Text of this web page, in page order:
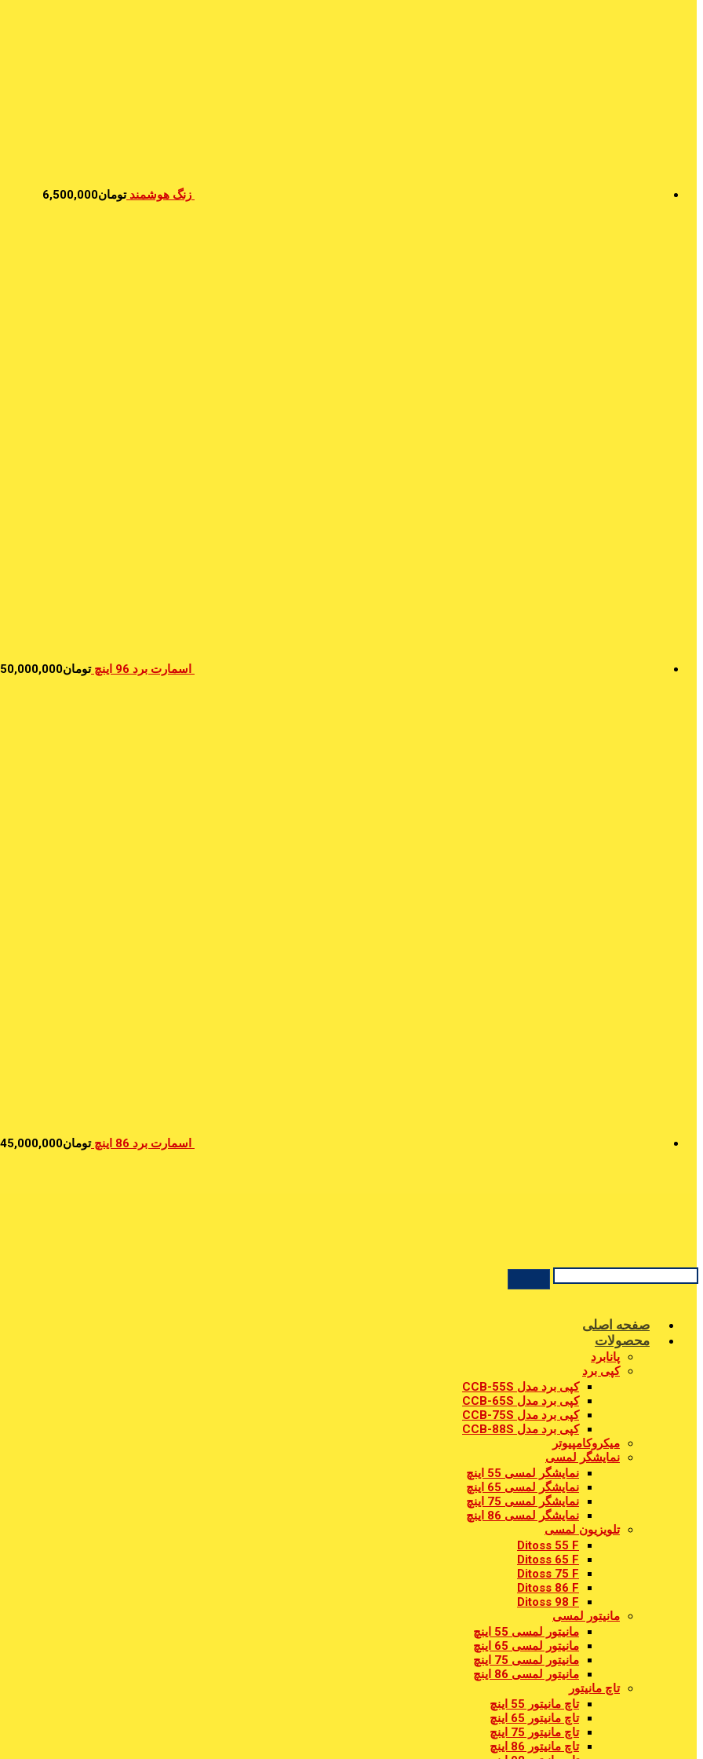
زنگ هوشمند تومان6,500,000
اسمارت برد 96 اینچ تومان
اسمارت برد 86 اینچ تومان
صفحه اصلی
محصولات
پانابرد
کپی برد
کپی برد مدل CCB-55S
کپی برد مدل CCB-65S
کپی برد مدل CCB-75S
کپی برد مدل CCB-88S
میکروکامپیوتر
نمایشگر لمسی
نمایشگر لمسی 55 اینچ
نمایشگر لمسی 65 اینچ
نمایشگر لمسی 75 اینچ
نمایشگر لمسی 86 اینچ
تلویزیون لمسی
Ditoss 55 F
Ditoss 65 F
Ditoss 75 F
Ditoss 86 F
Ditoss 98 F
مانیتور لمسی
مانیتور لمسی 55 اینچ
مانیتور لمسی 65 اینچ
مانیتور لمسی 75 اینچ
مانیتور لمسی 86 اینچ
تاچ مانیتور
تاچ مانیتور 55 اینچ
تاچ مانیتور 65 اینچ
تاچ مانیتور 75 اینچ
تاچ مانیتور 86 اینچ